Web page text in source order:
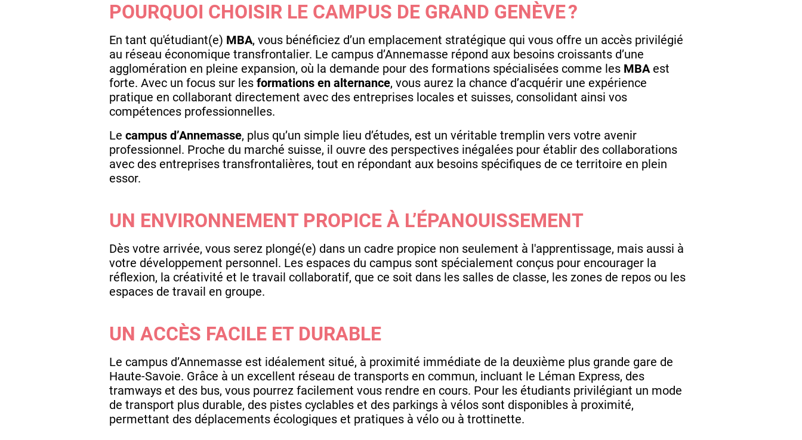
POURQUOI CHOISIR LE CAMPUS DE GRAND GENÈVE ?
En tant qu'étudiant(e) MBA, vous bénéficiez d’un emplacement stratégique qui vous offre un accès privilégié
au réseau économique transfrontalier. Le campus d’Annemasse répond aux besoins croissants d’une
agglomération en pleine expansion, où la demande pour des formations spécialisées comme les MBAest
forte. Avec un focus sur les formations en alternance, vous aurez la chance d’acquérir une expérience
pratique en collaborant directement avec des entreprises locales et suisses, consolidant ainsi vos
compétences professionnelles.
Le campus d’Annemasse, plus qu’un simple lieu d’études, est un véritable tremplin vers votre avenir
professionnel. Proche du marché suisse, il ouvre des perspectives inégalées pour établir des collaborations
avec des entreprises transfrontalières, tout en répondant aux besoins spécifiques de ce territoire en plein
essor.
UN ENVIRONNEMENT PROPICE À L’ÉPANOUISSEMENT
Dès votre arrivée, vous serez plongé(e) dans un cadre propice non seulement à l'apprentissage, mais aussi à
votre développement personnel. Les espaces du campus sont spécialement conçus pour encourager la
réflexion, la créativité et le travail collaboratif, que ce soit dans les salles de classe, les zones de repos ou les
espaces de travail en groupe.
UN ACCÈS FACILE ET DURABLE
Le campus d’Annemasse est idéalement situé, à proximité immédiate de la deuxième plus grande gare de
Haute-Savoie. Grâce à un excellent réseau de transports en commun, incluant le Léman Express, des
tramways et des bus, vous pourrez facilement vous rendre en cours. Pour les étudiants privilégiant un mode
de transport plus durable, des pistes cyclables et des parkings à vélos sont disponibles à proximité,
permettant des déplacements écologiques et pratiques à vélo ou à trottinette.